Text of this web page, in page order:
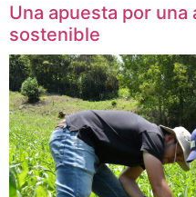
Una apuesta por una
sostenible